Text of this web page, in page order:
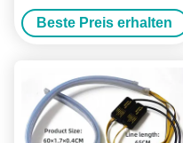
Neonberg- und Talbahn RGB
APP-Steuerdrl LED
Beste Preis erhalten